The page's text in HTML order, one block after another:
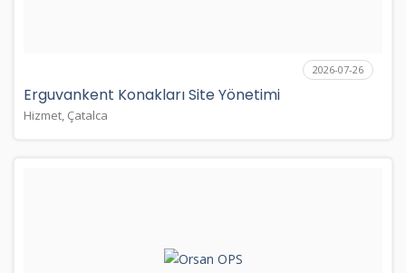
2026-07-26
Erguvankent Konakları Site Yönetimi
Hizmet, Çatalca